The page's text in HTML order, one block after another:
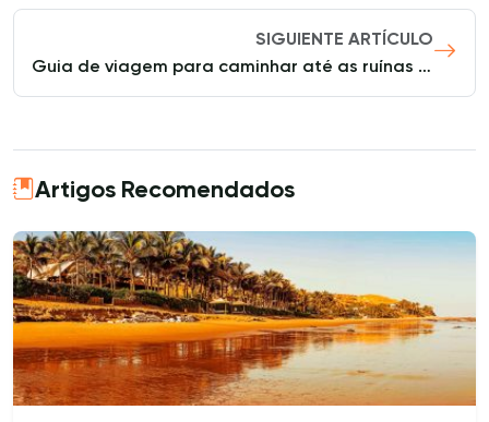
SIGUIENTE ARTÍCULO
Guia de viagem para caminhar até as ruínas incas de Wacrapucara
Artigos Recomendados